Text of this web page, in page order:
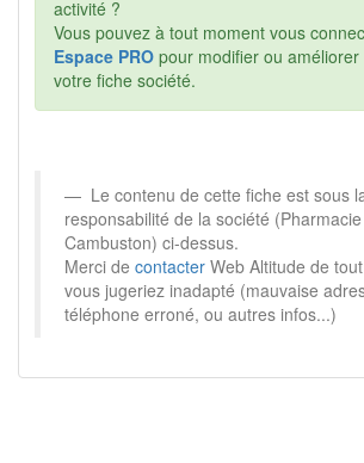
activité ?
Vous pouvez à tout moment vous
Espace PRO pour modifier ou
votre fiche société.
Le contenu de cette fiche est sous
responsabilité de la société
Cambuston) ci-dessus.
Merci de contacter Web Altitude de
vous jugeriez inadapté (mauvaise
téléphone erroné, ou autres infos...)